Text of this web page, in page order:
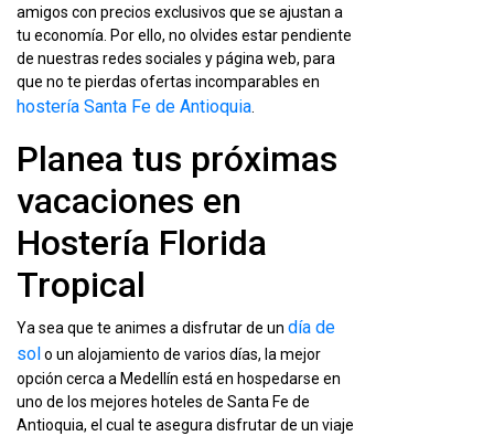
amigos con precios exclusivos que se ajustan a
tu economía. Por ello, no olvides estar pendiente
de nuestras redes sociales y página web, para
que no te pierdas ofertas incomparables en
hostería Santa Fe de Antioquia.
Planea tus próximas
vacaciones en
Hostería Florida
Tropical
Ya sea que te animes a disfrutar de un día de
sol o un alojamiento de varios días, la mejor
opción cerca a Medellín está en hospedarse en
uno de los mejores hoteles de Santa Fe de
Antioquia, el cual te asegura disfrutar de un viaje